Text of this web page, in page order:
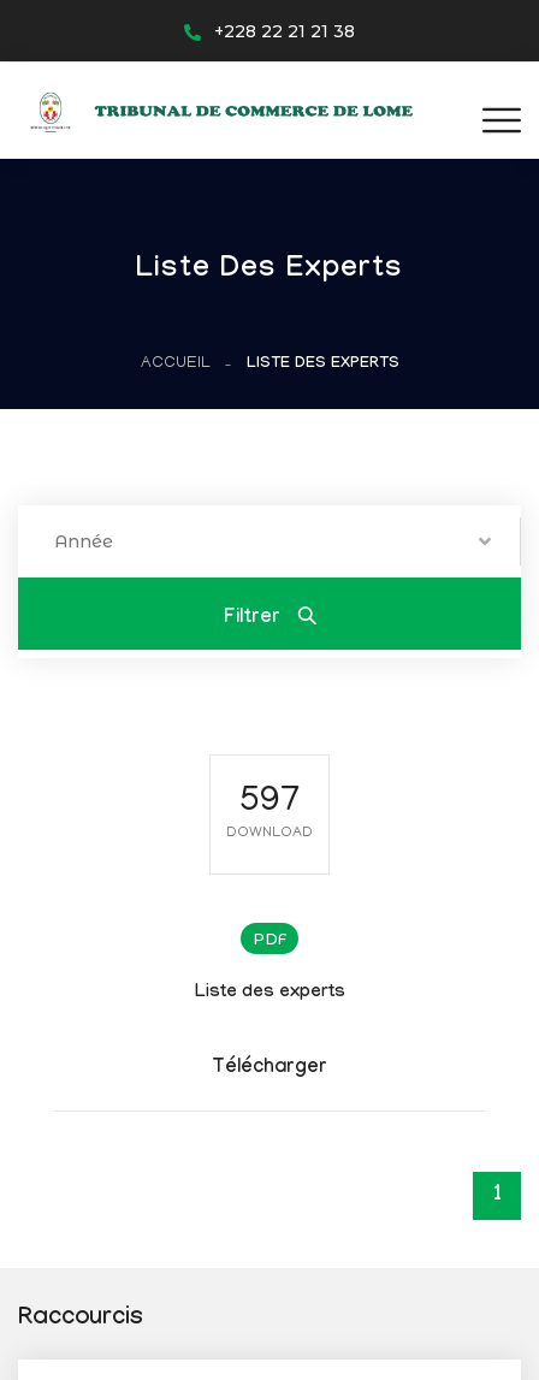
+228 22 21 21 38
Liste Des Experts
ACCUEIL LISTE DES EXPERTS
Année
Filtrer
597
DOWNLOAD
PDF
Liste des experts
Télécharger
1
Raccourcis